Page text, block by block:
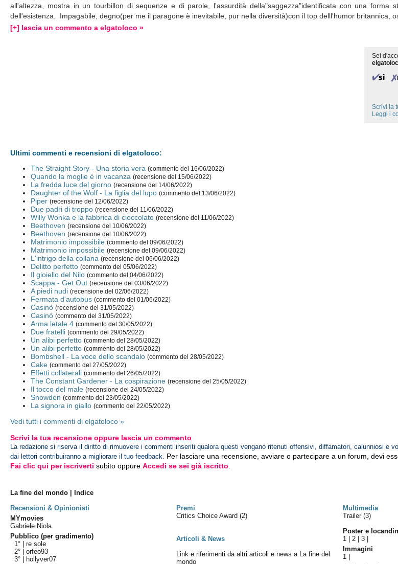
all'altezza, mostra in un tourbillon di sequenze e di parole, l'assurdità della"saggezza"identificata con una forma
dell'esistenza. Impagabile, degno(per me il paragone è inevitabile, pur nella diversità)con il top delll'humor britannica,
[+] lascia un commento a elgatoloco »
Sei
Scrivi la
Leggi i
Ultimi commenti e recensioni di elgatoloco:
The Straight Story - Una storia vera (commento del 16/06/2022)
Quando la moglie è in vacanza (recensione del 15/06/2022)
La fredda luce del giorno (recensione del 14/06/2022)
Daughter of the Wolf - La figlia del lupo (commento del 13/06/2022)
Piper (recensione del 12/06/2022)
Due padri di troppo (recensione del 11/06/2022)
Willy Wonka e la fabbrica di cioccolato (recensione del 11/06/2022)
Beethoven (recensione del 10/06/2022)
Beethoven (recensione del 10/06/2022)
Matrimonio impossibile (commento del 09/06/2022)
Matrimonio impossibile (recensione del 09/06/2022)
L'intrigo della collana (recensione del 06/06/2022)
Delitto perfetto (commento del 05/06/2022)
Il gioiello del Nilo (commento del 04/06/2022)
Scappa - Get Out (recensione del 03/06/2022)
A piedi nudi (recensione del 02/06/2022)
Fermata d'autobus (commento del 01/06/2022)
Casinò (recensione del 31/05/2022)
Casinò (commento del 31/05/2022)
Arma letale 4 (commento del 30/05/2022)
Due fratelli (commento del 29/05/2022)
Un alibi perfetto (commento del 28/05/2022)
Un alibi perfetto (commento del 28/05/2022)
Bombshell - La voce dello scandalo (commento del 28/05/2022)
Cake (commento del 27/05/2022)
Effetti collaterali (commento del 26/05/2022)
The Constant Gardener - La cospirazione (recensione del 25/05/2022)
Il tocco del male (recensione del 24/05/2022)
Snowden (commento del 23/05/2022)
La signora in giallo (commento del 22/05/2022)
Vedi tutti i commenti di elgatoloco »
Scrivi la tua recensione oppure lascia un commento
La redazione si riserva il diritto di rimuovere i commenti inseriti qualora questi vengano ritenuti offensivi, diffamatori, calunniosi e
dai lettori contribuiranno a migliorare il tuo feedback. Per lasciare una recensione, avviare o partecipare a un forum, devi
Fai clic qui per iscriverti subito oppureAccedi se sei già iscritto
La fine del mondo | Indice
Recensioni & Opinionisti
Premi Multimedia
MYmovies
Gabriele Niola
Pubblico (per gradimento)
1° |re sole
2° |orfeo93
3° |
hollyver07
Critics Choice Award(2)
Articoli & News
Link e riferimenti da altri articoli e news a La fine del
mondo
Trailer (3)
Poster e
1 |2 |3
Immagini
1